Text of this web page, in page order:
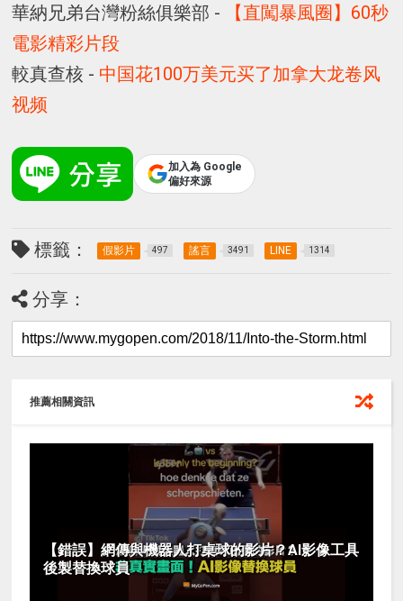
華納兄弟台灣粉絲俱樂部 -
【直闖暴風圈】60秒
電影精彩片段
較真查核 - 中国花100万美元买了加拿大龙卷风
视频
加入為 Google
偏好來源
標籤： 假影片 497 謠言 3491 LINE 1314
分享：
推薦相關資訊
【錯誤】網傳與機器人打桌球的影片？AI影像工具
後製替換球員